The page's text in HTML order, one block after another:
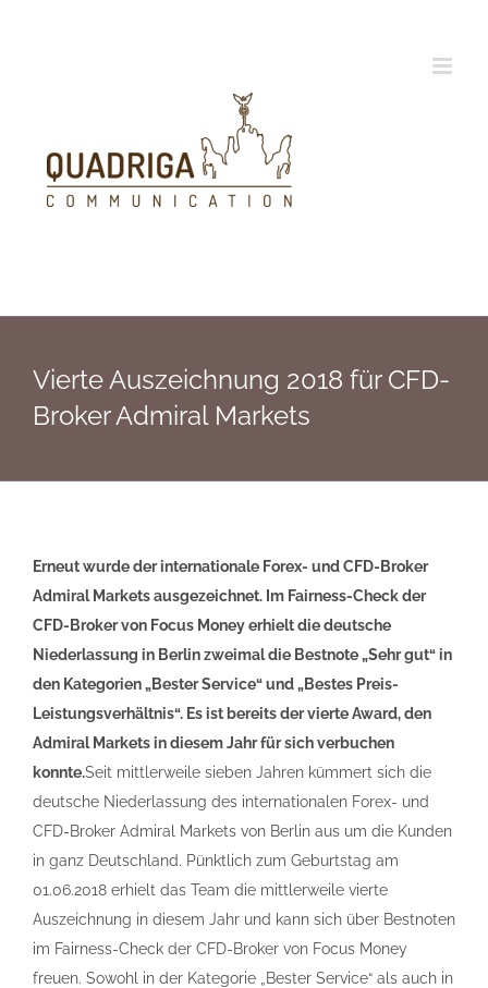
Vierte Auszeichnung 2018 für CFD-
Broker Admiral Markets
Erneut wurde der internationale Forex- und CFD-Broker
Admiral Markets ausgezeichnet. Im Fairness-Check der
CFD-Broker von Focus Money erhielt die deutsche
Niederlassung in Berlin zweimal die Bestnote „Sehr gut“ in
den Kategorien „Bester Service“ und „Bestes Preis-
Leistungsverhältnis“. Es ist bereits der vierte Award, den
Admiral Markets in diesem Jahr für sich verbuchen
konnte.Seit mittlerweile sieben Jahren kümmert sich die
deutsche Niederlassung des internationalen Forex- und
CFD-Broker Admiral Markets von Berlin aus um die Kunden
in ganz Deutschland. Pünktlich zum Geburtstag am
01.06.2018 erhielt das Team die mittlerweile vierte
Auszeichnung in diesem Jahr und kann sich über Bestnoten
im Fairness-Check der CFD-Broker von Focus Money
freuen. Sowohl in der Kategorie „Bester Service“ als auch in